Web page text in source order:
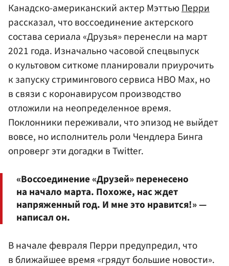
Канадско-американский актер МэттьюПерри
рассказал, что воссоединение актерского
состава сериала «Друзья» перенесли на март
2021 года. Изначально часовой спецвыпуск
о культовом ситкоме планировали приурочить
к запуску стримингового сервиса HBO Max, но
в связи с коронавирусом производство
отложили на неопределенное время.
Поклонники переживали, что эпизод не выйдет
вовсе, но исполнитель роли Чендлера Бинга
опроверг эти догадки в Twitter.
«Воссоединение «Друзей» перенесено
на начало марта. Похоже, нас ждет
напряженный год. И мне это нравится!» —
написал он.
В начале февраля Перри предупредил, что
в ближайшее время «грядут большие новости».